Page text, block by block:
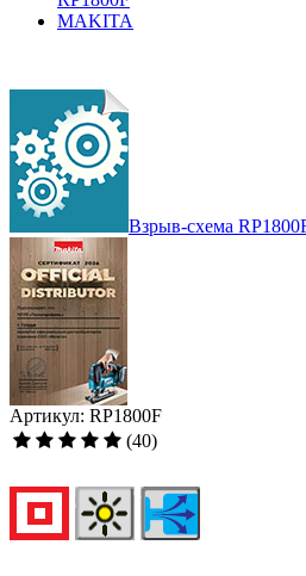
Взрыв-схема
Артикул: RP1800F
(40)